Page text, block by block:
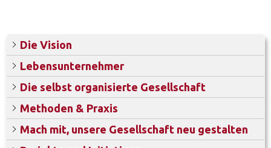
Die Vision
Lebensunternehmer
Die selbst organisierte Gesellschaft
Methoden & Praxis
Mach mit, unsere Gesellschaft neu gestalten